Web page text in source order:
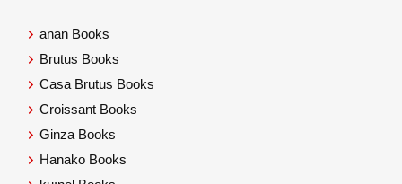
anan Books
Brutus Books
Casa Brutus Books
Croissant Books
Ginza Books
Hanako Books